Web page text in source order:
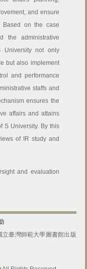
and ensure
Based on the case
the administrative
University not only
but also implement
and performance
staffs and
ensures the
affairs and attains
S University. By this
of IR study and
and evaluation
立臺灣師範大學圖書館出版